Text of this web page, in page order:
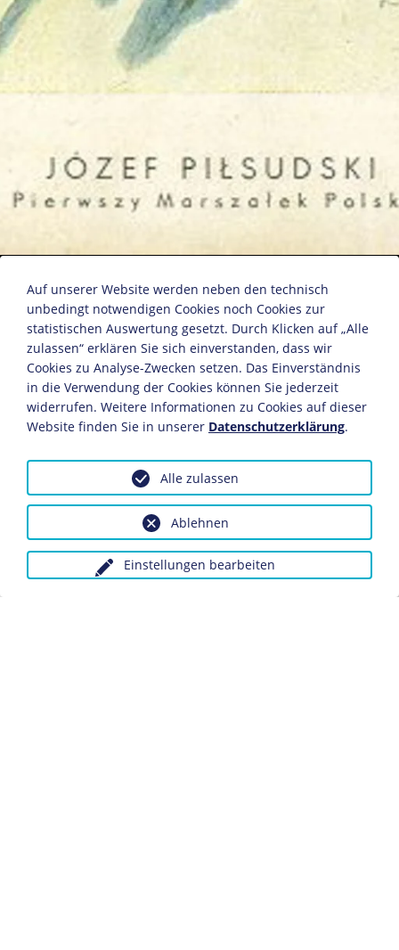
Jozef Pilsudski
Postkarte
Zeichnung: E. Gorski
Verlag: Akropol
Polen, um 1930
Bildnachweis: Deutsches Historisches Museum,
Berlin
Dieses Objekt ist eingebunden in folgende LeMO-Seite:
Biografie Jozef Pilsudski
Auf unserer Website werden neben den technisch
unbedingt notwendigen Cookies noch Cookies zur
statistischen Auswertung gesetzt. Durch Klicken auf „Alle
zulassen“ erklären Sie sich einverstanden, dass wir
Cookies zu Analyse-Zwecken setzen. Das Einverständnis
in die Verwendung der Cookies können Sie jederzeit
widerrufen. Weitere Informationen zu Cookies auf dieser
Website finden Sie in unserer Datenschutzerklärung.
Einstellungen bearbeiten
Ablehnen
Alle zulassen